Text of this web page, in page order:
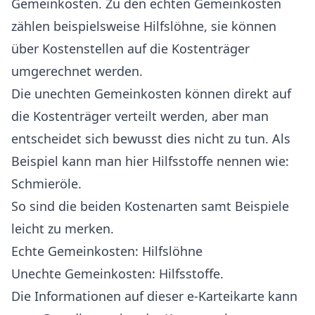
Gemeinkosten. Zu den echten Gemeinkosten
zählen beispielsweise Hilfslöhne, sie können
über Kostenstellen auf die Kostenträger
umgerechnet werden.
Die unechten Gemeinkosten können direkt auf
die Kostenträger verteilt werden, aber man
entscheidet sich bewusst dies nicht zu tun. Als
Beispiel kann man hier Hilfsstoffe nennen wie:
Schmieröle.
So sind die beiden Kostenarten samt Beispiele
leicht zu merken.
Echte Gemeinkosten: Hilfslöhne
Unechte Gemeinkosten: Hilfsstoffe.
Die Informationen auf dieser e-Karteikarte kann